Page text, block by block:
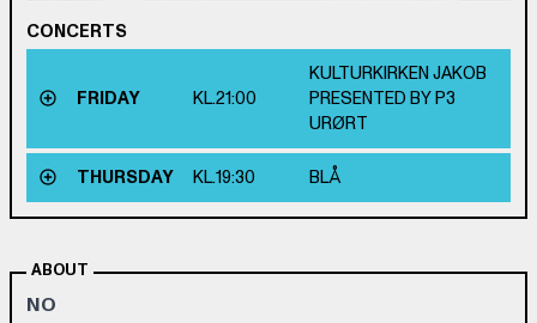
CONCERTS
FRIDAY KL.21:00
KULTURKIRKEN JAKOB
PRESENTED BY P3
URØRT
THURSDAY KL.19:30 BLÅ
ABOUT
NO